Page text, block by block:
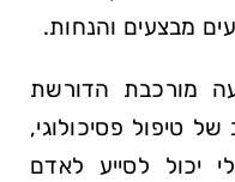
מבצעים והנחות.
מורכבת הדורשת
טיפול פסיכולוגי,
יכול לסייע לאדם